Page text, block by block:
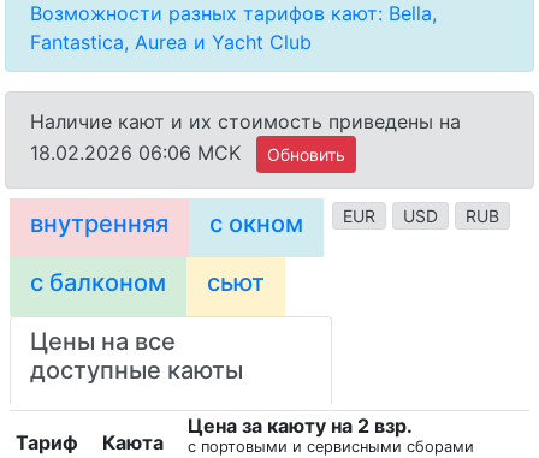
Возможности разных тарифов кают: Bella,
Fantastica, Aurea и Yacht Club
Наличие кают и их стоимость приведены на
18.02.2026 06:06 MCK
Обновить
EUR USD RUB
внутренняя с окном
с балконом сьют
Цены на все
доступные каюты
Тариф Каюта
Цена за каюту на 2 взр.
с портовыми и сервисными сборами